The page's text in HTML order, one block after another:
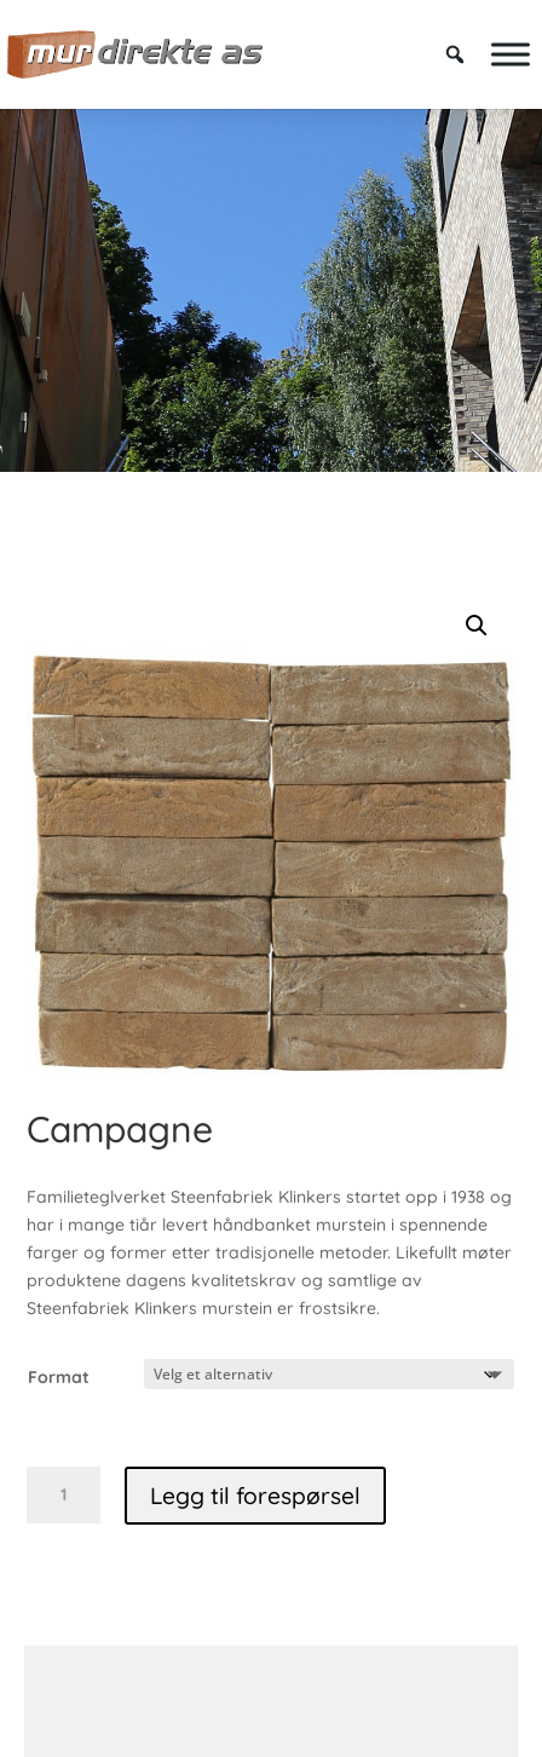
Campagne
Familieteglverket Steenfabriek Klinkers startet opp i 1938 og
har i mange tiår levert håndbanket murstein i spennende
farger og former etter tradisjonelle metoder. Likefullt møter
produktene dagens kvalitetskrav og samtlige av
Steenfabriek Klinkers murstein er frostsikre.
Format
antall
Legg til forespørsel